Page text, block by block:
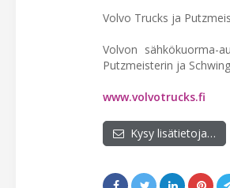
Volvo Trucks ja
Volvon sähkökuorma-
Putzmeisterin ja
www.volvotrucks.fi
Kysy lisätietoja…